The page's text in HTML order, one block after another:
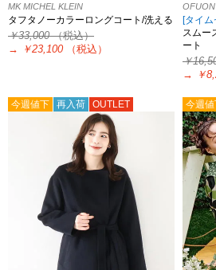
MK MICHEL KLEIN
タフタノーカラーロングコート/洗える
￥33,000（税込）
→
￥23,100 （税込）
OFUON
スムー
ート
￥
→
￥
今週値下 再入荷 OUTLET 今週